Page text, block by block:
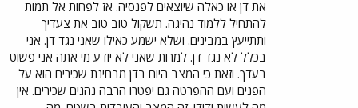
את דן או כאלה שיוצאים לפנסיה. אז לפחות אל תמות
להתחיל ללמוד נהיגה. תשקול טוב טוב את צעדיך
ותתייעץ במבינים. ושלא ישמע כאילו שאני נגד דן. אני
בכלל לא נגד דן. למרות שאני לא יודע מי אתה אני פשוט
בעדך. וזאת כי המצב היום בדן מבחינת שכירים הוא על
הפנים ועם ההפרטה גם יפטרו הרבה נהגים שכירים. אין